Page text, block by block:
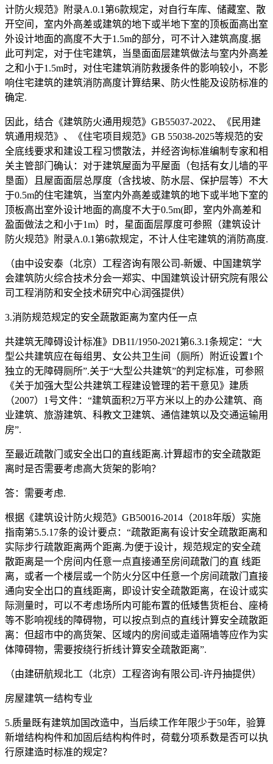
计防火规范》附录A.0.1第6款规定，对自行车库、储藏室、散
开空间，室内外高差或建筑的地下或半地下室的顶板面高出室
外设计地面的高度不大于1.5m的部分，可不计入建筑高度.据
此可判定，对于住宅建筑，当垦面面层建筑做法与室内外高差
之和小于1.5m时，对住宅建筑消防救援条件的影响较小，不影
响住宅建筑的建筑消防高度计算结果、防火性能及设防标准的
确定.
因此，结合《建筑防火通用规范》GB55037-2022、《民用建
筑通用规范》、《住宅项目规范》GB 55038-2025等规范的安
全底线要求和建设工程习惯散法，并经咨询标准编制专家和相
关主管部门确认：对于建筑屋面为平屋面（包括有女儿墙的平
垦面）且屋面面层总厚度（含找坡、防水层、保护层等）不大
于0.5m的住宅建筑，当室内外高差或建筑的地下或半地下室的
顶板高出室外设计地面的高度不大于0.5m(即，室内外高差和
盈面做法之和小于1m）时，星面面层厚度可参照（建筑设计
防火规范》附录A.0.1第6款规定，不计人住宅建筑的消防高度.
（由中设安泰（北京）工程咨询有限公司-新媛、中国建筑学
会建筑防火综合技术分会一郑实、中国建筑设计研究院有限公
司工程消防和安全技术研究中心润强提供）
3.消防规范规定的安全蔬散距离为室内任一点
共建筑无障碍设计标准》DB11/1950-2021第6.3.1条规定：“大
型公共建筑应在每组男、女公共卫生间（厕所）附近设置1个
独立的无障碍厕所”.关于“大型公共建筑”的判定标准，可参照
《关于加强大型公共建筑工程建设管理的若干意见》建质
（2007）1号文件：“建筑面积2万平方米以上的办公建筑、商
业建筑、旅游建筑、科教文卫建筑、通信建筑以及交通运输用
房”.
至最近疏散门或安全出口的直线距离.计算超市的安全疏散距
离时是否需要考虑高大货架的影响？
答：需要考虑.
根据《建筑设计防火规范》GB50016-2014（2018年版）实施
指南第5.5.17条的设计要点：“疏散距离有设计安全疏散距离和
实际步行疏散距离两个距离.为便于设计，规范规定的安全疏
散距离是一个房间内任意一点直接通至房间疏散门的直 线距
离，或者一个楼层或一个防火分区中任意一个房间疏散门直接
通向安全出口的直线距离，即设计安全疏散距离，在设计或实
际测量时，可以不考虑场所内可能布置的低矮售货柜台、座椅
等不影响视线的障碍物，可以按点到点的直线计算安全疏散距
离：但超市中的高货架、区域内的房间或走道隔墙等应作为实
体障碍物，需要按绕行折线计算安全疏散距离”.
（由建研航规北工（北京）工程咨询有限公司-许丹抽提供）
房屋建筑一结构专业
5.质量既有建筑加国改造中，当后续工作年限少于50年，验算
新增结构构件和加固后结构构件时，荷载分项系数是否可以执
行原建造时标准的规定？